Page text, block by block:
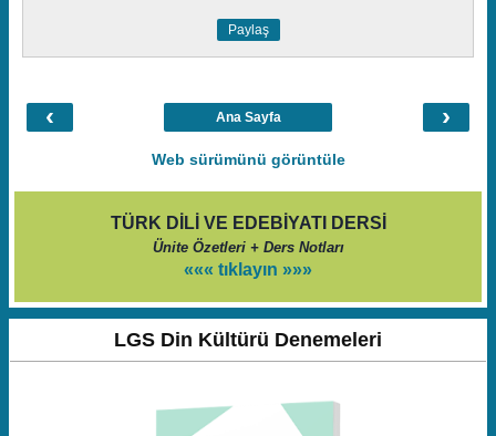
Paylaş
‹ ›
Ana Sayfa
Web sürümünü görüntüle
TÜRK DİLİ VE EDEBİYATI DERSİ
Ünite Özetleri + Ders Notları
««« tıklayın »»»
LGS Din Kültürü Denemeleri